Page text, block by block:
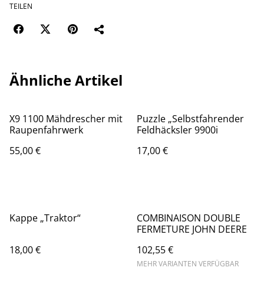
TEILEN
Ähnliche Artikel
X9 1100 Mähdrescher mit
Raupenfahrwerk
55,00 €
Puzzle „Selbstfahrender
Feldhäcksler 9900i
17,00 €
Kappe „Traktor“
18,00 €
COMBINAISON DOUBLE
FERMETURE JOHN DEERE
102,55 €
MEHR VARIANTEN VERFÜGBAR